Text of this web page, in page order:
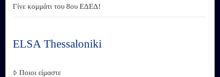
Γίνε κομμάτι του 8ου ΕΔΕΔ!
ELSA Thessaloniki
Ποιοι είμαστε